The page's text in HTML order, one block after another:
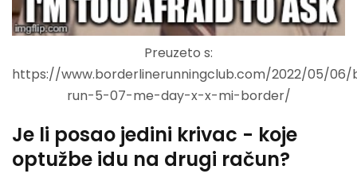
Preuzeto s:
https://www.borderlinerunningclub.com/2022/05/
run-5-07-me-day-x-x-mi-border/
Je li posao jedini krivac - koje
optužbe idu na drugi račun?